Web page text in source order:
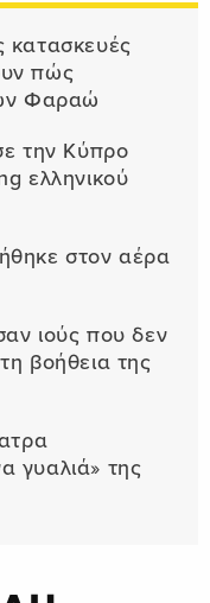
κατασκευές
πώς
Φαραώ
την Κύπρο
ελληνικού
στον αέρα
ιούς που δεν
βοήθεια της
γυαλιά» της